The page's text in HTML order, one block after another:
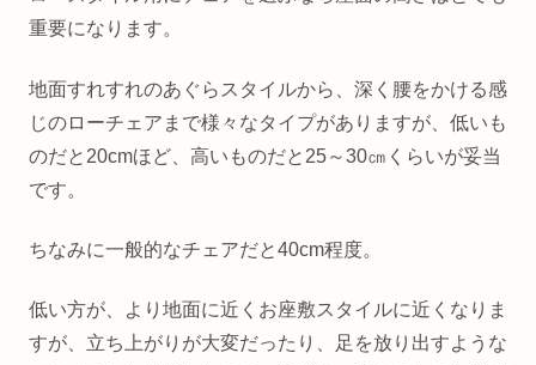
重要になります。
地面すれすれのあぐらスタイルから、深く腰をかける感
じのローチェアまで様々なタイプがありますが、低いも
のだと20cmほど、高いものだと25～30㎝くらいが妥当
です。
ちなみに一般的なチェアだと40cm程度。
低い方が、より地面に近くお座敷スタイルに近くなりま
すが、立ち上がりが大変だったり、足を放り出すような